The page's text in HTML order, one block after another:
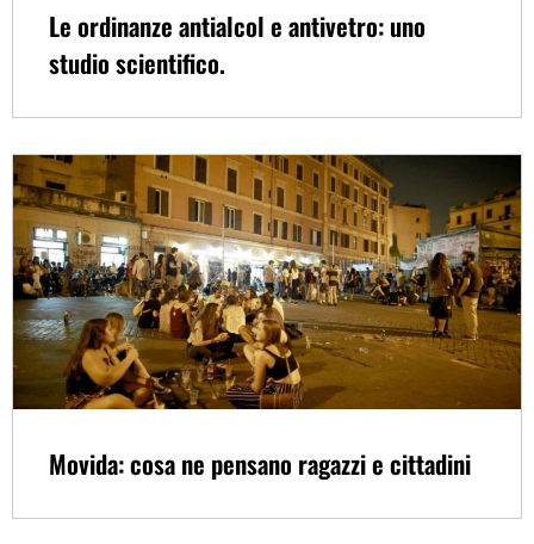
Le ordinanze antialcol e antivetro: uno
studio scientifico.
Movida: cosa ne pensano ragazzi e cittadini